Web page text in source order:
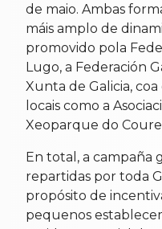
de maio. Ambas
máis amplo de
promovido pola
Lugo, a Federación
Xunta de Galicia,
locais como a
Xeoparque do
En total, a campaña
repartidas por toda
propósito de
pequenos